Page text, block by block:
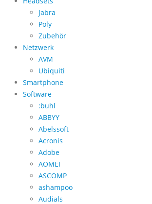
Jabra
Poly
Zubehör
Netzwerk
AVM
Ubiquiti
Smartphone
Software
:buhl
ABBYY
Abelssoft
Acronis
Adobe
AOMEI
ASCOMP
ashampoo
Audials